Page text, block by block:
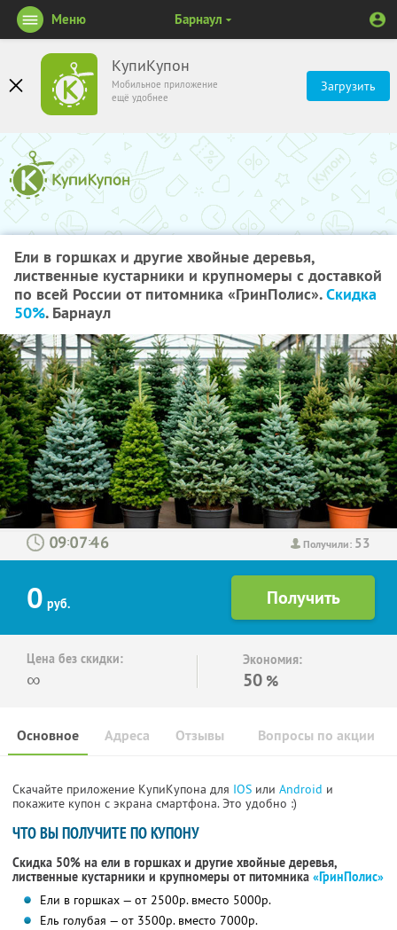
КупиКупон
Мобильное приложение
ещё удобнее
Загрузить
Меню Барнаул
Ели в горшках и другие хвойные деревья,
лиственные кустарники и крупномеры с доставкой
по всей России от питомника «ГринПолис».Скидка
50%. Барнаул
Получили: 53
: :
0 руб.
Цена без скидки:
∞
Экономия:
50 %
Основное Отзывы Вопросы по акции
Адреса
Скачайте приложение КупиКупона для IOS или Android и
покажите купон с экрана смартфона. Это удобно :)
ЧТО ВЫ ПОЛУЧИТЕ ПО КУПОНУ
Скидка 50% на ели в горшках и другие хвойные деревья,
лиственные кустарники и крупномеры от питомника «ГринПолис»
Ели в горшках — от 2500р. вместо 5000р.
Ель голубая — от 3500р. вместо 7000р.